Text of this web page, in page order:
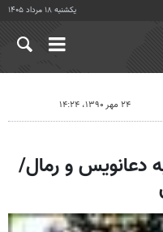
یکشنبه ۱۸ مرداد ۱۴۰۵
۲۴ مهر ۱۳۹۰، ۱۴:۲۴
به دعانویس و رمال/